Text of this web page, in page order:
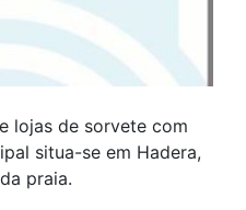
lojas de sorvete com
situa-se em Hadera,
praia.